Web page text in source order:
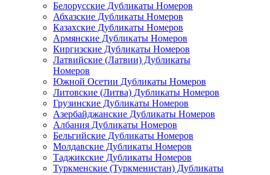
Белорусские Дубликаты Номеров
Абхазские Дубликаты Номеров
Казахские Дубликаты Номеров
Армянские Дубликаты Номеров
Киргизские Дубликаты Номеров
Латвийские (Латвии) Дубликаты
Номеров
Южной Осетии Дубликаты Номеров
Литовские (Литва) Дубликаты Номеров
Грузинские Дубликаты Номеров
Азербайджанские Дубликаты Номеров
Албания Дубликаты Номеров
Бельгийские Дубликаты Номеров
Молдавские Дубликаты Номеров
Таджикские Дубликаты Номеров
Туркменские (Туркменистан) Дубликаты